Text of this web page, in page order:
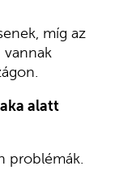
míg az
vannak
alatt
problémák.